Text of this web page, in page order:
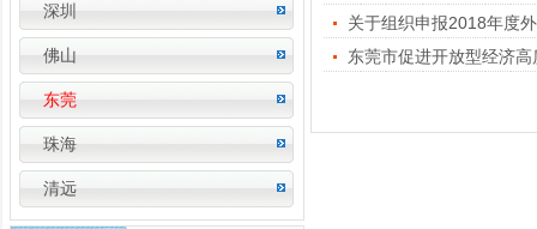
深圳
佛山
东莞
珠海
清远
关于组织申报2018年度
东莞市促进开放型经济